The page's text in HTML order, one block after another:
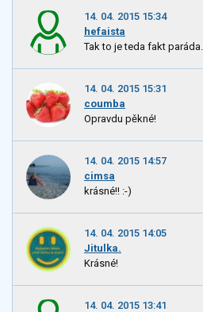
14. 04. 2015 15:34
hefaista
Tak to je teda fakt paráda.
14. 04. 2015 15:31
coumba
Opravdu pěkné!
14. 04. 2015 14:57
cimsa
krásné!! :-)
14. 04. 2015 14:05
Jitulka.
Krásné!
14. 04. 2015 13:41